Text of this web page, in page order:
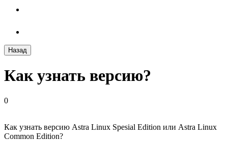
Назад
Как узнать версию?
0
Как узнать версию Astra Linux Spesial Edition или Astra Linux
Common Edition?